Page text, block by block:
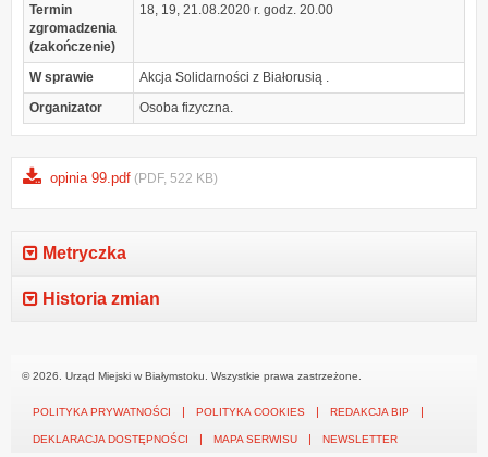
Termin
zgromadzenia
(zakończenie)
18, 19, 21.08.2020 r. godz. 20.00
W sprawie
Akcja Solidarności z Białorusią .
Organizator
Osoba fizyczna.
opinia 99.pdf (PDF, 522 KB)
Metryczka
Historia zmian
© 2026. Urząd Miejski w Białymstoku. Wszystkie prawa zastrzeżone.
POLITYKA PRYWATNOŚCI POLITYKA COOKIES REDAKCJA BIP
DEKLARACJA DOSTĘPNOŚCI MAPA SERWISU NEWSLETTER